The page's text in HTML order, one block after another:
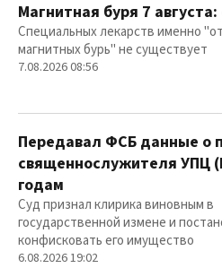
Магнитная буря 7
Специальных лекарств именно "от
магнитных бурь" не существует
7.08.2026 08:56
Передавал ФСБ данные о
священнослужителя УПЦ
годам
Суд признал клирика виновным в
государственной измене и
конфисковать его имущество
6.08.2026 19:02